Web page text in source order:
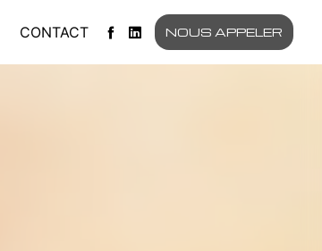
CONTACT NOUS APPELER